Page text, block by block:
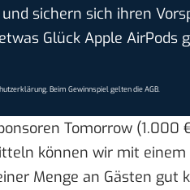
sichern sich ihren
Glück Apple AirPods
. Beim Gewinnspiel gelten dieAGB.
Tomorrow (1.000
können wir mit
Menge an Gästen gut